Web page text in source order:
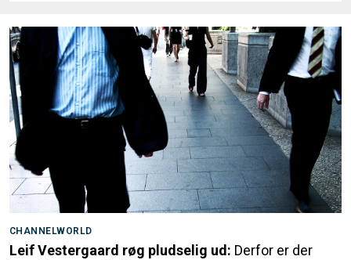
CHANNELWORLD
Leif Vestergaard røg pludselig ud: Derfor er der